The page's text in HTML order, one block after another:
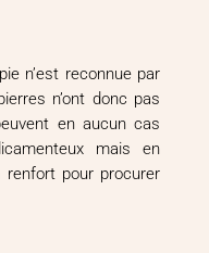
n’est reconnue par
n’ont donc pas
en aucun cas
mais en
renfort pour procurer